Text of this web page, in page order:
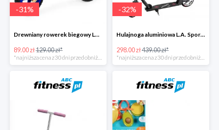
-31%
Drewniany rowerek biegowy Loopy
89.00 zł129.00 zł*
*najniższa cena z 30 dni przed obniżką
-32%
Hulajnoga aluminiowa L.A. Sports
298.00 zł439.00 zł*
*najniższa cena z 30 dni przed obniżką